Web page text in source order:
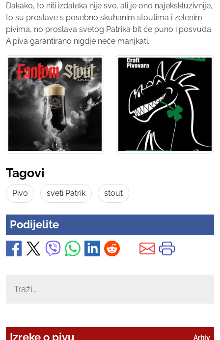
Dakako, to niti izdaleka nije sve, ali je ono najekskluzivnije,
to su proslave s posebno skuhanim stoutima i zelenim
pivima, no proslava svetog Patrika bit će puno i posvuda.
A piva garantirano nigdje neće manjkati.
Tagovi
Pivo sveti Patrik stout
Podijelite
Arhiv
Izreke o pivu